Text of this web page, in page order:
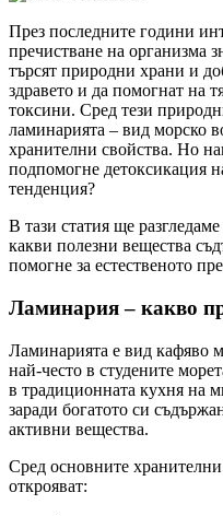
През последните години
пречистване на организма
търсят природни храни и
здравето и да помогнат на
токсини. Сред тези
ламинарията – вид морско
хранителни свойства. Но
подпомогне детоксикация
тенденция?
В тази статия ще
какви полезни вещества
помогне за естественото
Ламинария – какво
Ламинарията е вид кафяво
най-често в студените
в традиционната кухня на
заради богатото си
активни вещества.
Сред основните
открояват: